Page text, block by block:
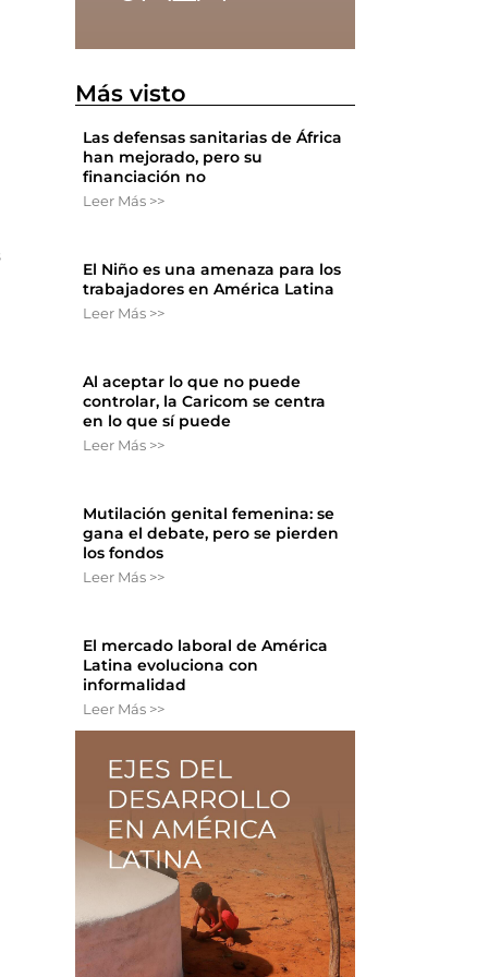
Más visto
Las defensas sanitarias de África
han mejorado, pero su
financiación no
Leer Más >>
El Niño es una amenaza para los
trabajadores en América Latina
Leer Más >>
Al aceptar lo que no puede
controlar, la Caricom se centra
en lo que sí puede
Leer Más >>
Mutilación genital femenina: se
gana el debate, pero se pierden
los fondos
Leer Más >>
El mercado laboral de América
Latina evoluciona con
informalidad
Leer Más >>